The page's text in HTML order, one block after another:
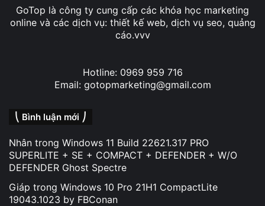
GoTop là công ty cung cấp các khóa học marketing
online và các dịch vụ: thiết kế web, dịch vụ seo, quảng
cáo.vvv
Hotline: 0969 959 716
Email: gotopmarketing@gmail.com
⎝ Bình luận mới ⎠
Nhân trong Windows 11 Build 22621.317 PRO
SUPERLITE + SE + COMPACT + DEFENDER + W/O
DEFENDER Ghost Spectre
Giáp trong Windows 10 Pro 21H1 CompactLite
19043.1023 by FBConan